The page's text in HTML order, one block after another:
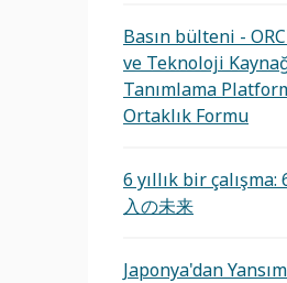
Basın bülteni -
ve Teknoloji
Tanımlama
Ortaklık Formu
6 yıllık bir çalışma:
入の未来
Japonya'dan